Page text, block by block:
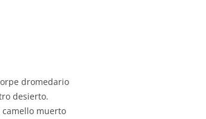
dromedario
desierto.
camello muerto